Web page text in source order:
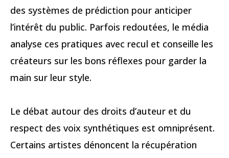
des systèmes de prédiction pour anticiper
l’intérêt du public. Parfois redoutées, le média
analyse ces pratiques avec recul et conseille les
créateurs sur les bons réflexes pour garder la
main sur leur style.
Le débat autour des droits d’auteur et du
respect des voix synthétiques est omniprésent.
Certains artistes dénoncent la récupération